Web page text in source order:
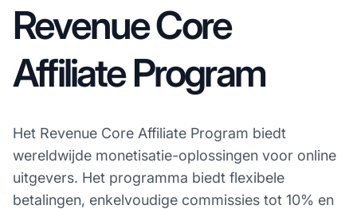
Revenue Core
Affiliate Program
Het Revenue Core Affiliate Program biedt
wereldwijde monetisatie-oplossingen voor online
uitgevers. Het programma biedt flexibele
betalingen, enkelvoudige commissies tot 10% en